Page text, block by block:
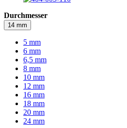
Durchmesser
14 mm
5 mm
6 mm
6,5 mm
8 mm
10 mm
12 mm
16 mm
18 mm
20 mm
24 mm